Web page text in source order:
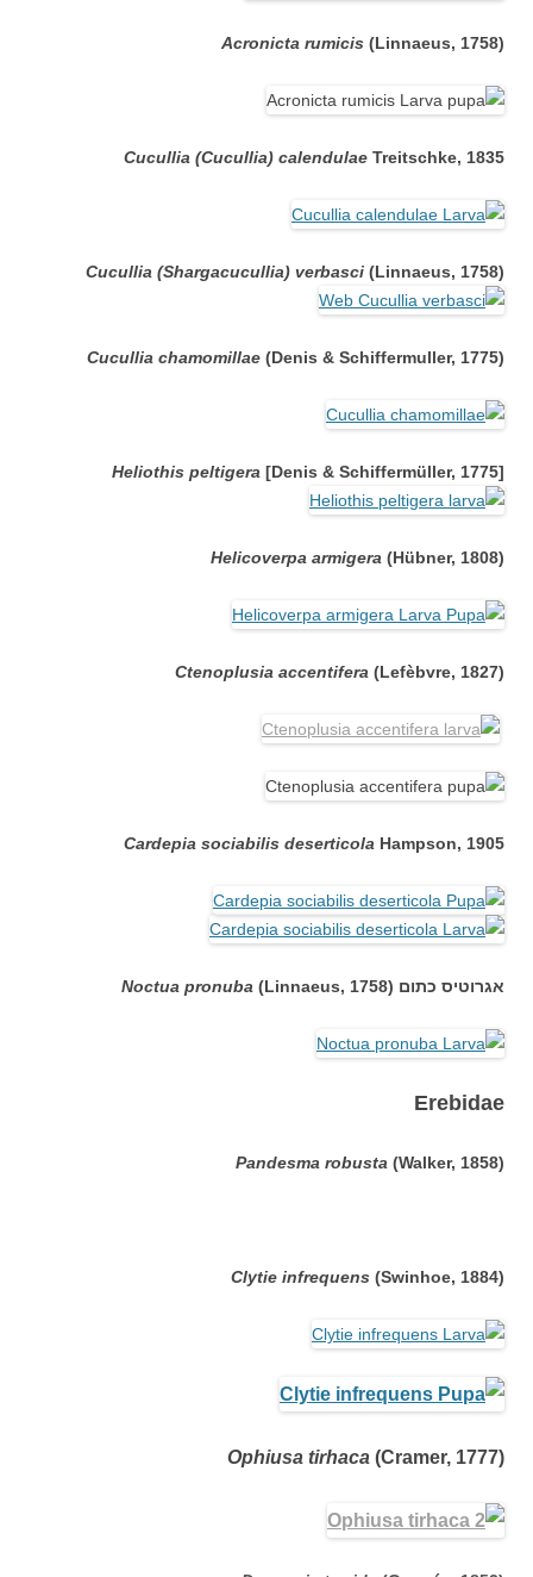
(
Acronicta rumicis (Linnaeus, 1758
Cucullia (Cucullia) calendulae Treitschke, 1835
(
Cucullia (Shargacucullia) verbasci (Linnaeus, 1758
(
Cucullia chamomillae (Denis & Schiffermuller, 1775
[
Heliothis peltigera [Denis & Schiffermüller, 1775
(
Helicoverpa armigera (Hübner, 1808
Ctenoplusia accentifera (Lefèbvre, 1827)
Cardepia sociabilis deserticola Hampson, 1905
אגרוטיס כתום ( Noctua pronuba (Linnaeus, 1758
Erebidae
(
Pandesma robusta (Walker, 1858
Clytie infrequens (Swinhoe, 1884)
(
Ophiusa tirhaca (Cramer, 1777